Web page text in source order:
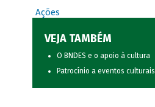
Ações
VEJA TAMBÉM
O BNDES e o apoio à cultura
Patrocínio a eventos culturais